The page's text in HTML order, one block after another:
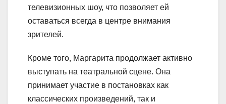
телевизионных шоу, что позволяет ей
оставаться всегда в центре внимания
зрителей.
Кроме того, Маргарита продолжает активно
выступать на театральной сцене. Она
принимает участие в постановках как
классических произведений, так и